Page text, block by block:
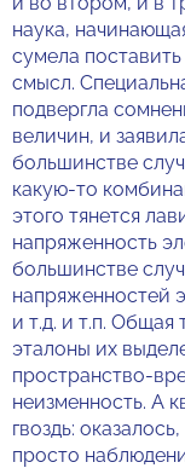
наука,
сумела
смысл.
подвергла
величин, и
большинстве
какую-то
этого тянется
напряженность
большинстве
напряженностей
и т.д. и т.п.
эталоны их
пространство-
неизменность. А
гвоздь:
просто